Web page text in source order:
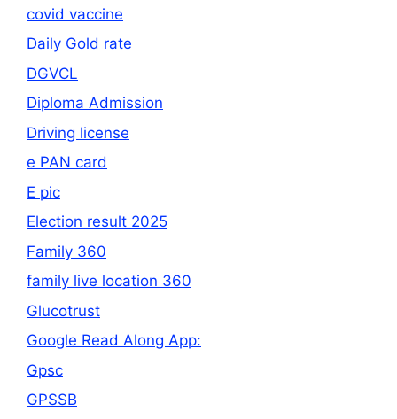
covid vaccine
Daily Gold rate
DGVCL
Diploma Admission
Driving license
e PAN card
E pic
Election result 2025
Family 360
family live location 360
Glucotrust
Google Read Along App:
Gpsc
GPSSB